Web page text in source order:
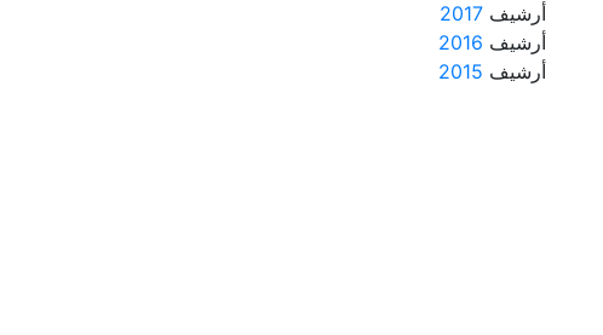
أرشيف 2017
أرشيف 2016
أرشيف 2015